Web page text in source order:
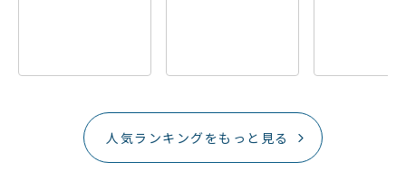
人気ランキングをもっと見る